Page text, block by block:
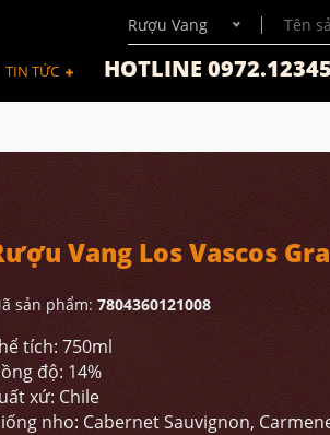
Rượu Vang
TIN TỨC HOTLINE
Vang Los Vascos
sản phẩm: 7804360121008
tích: 750ml
độ: 14%
xứ: Chile
nho: Cabernet Sauvignon,